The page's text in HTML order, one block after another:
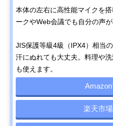
本体の左右に高性能マイクを
ークやWeb会議でも自分の声
JIS保護等級4級（IPX4）相当
汗にぬれても大丈夫。料理や
も使えます。
楽天市